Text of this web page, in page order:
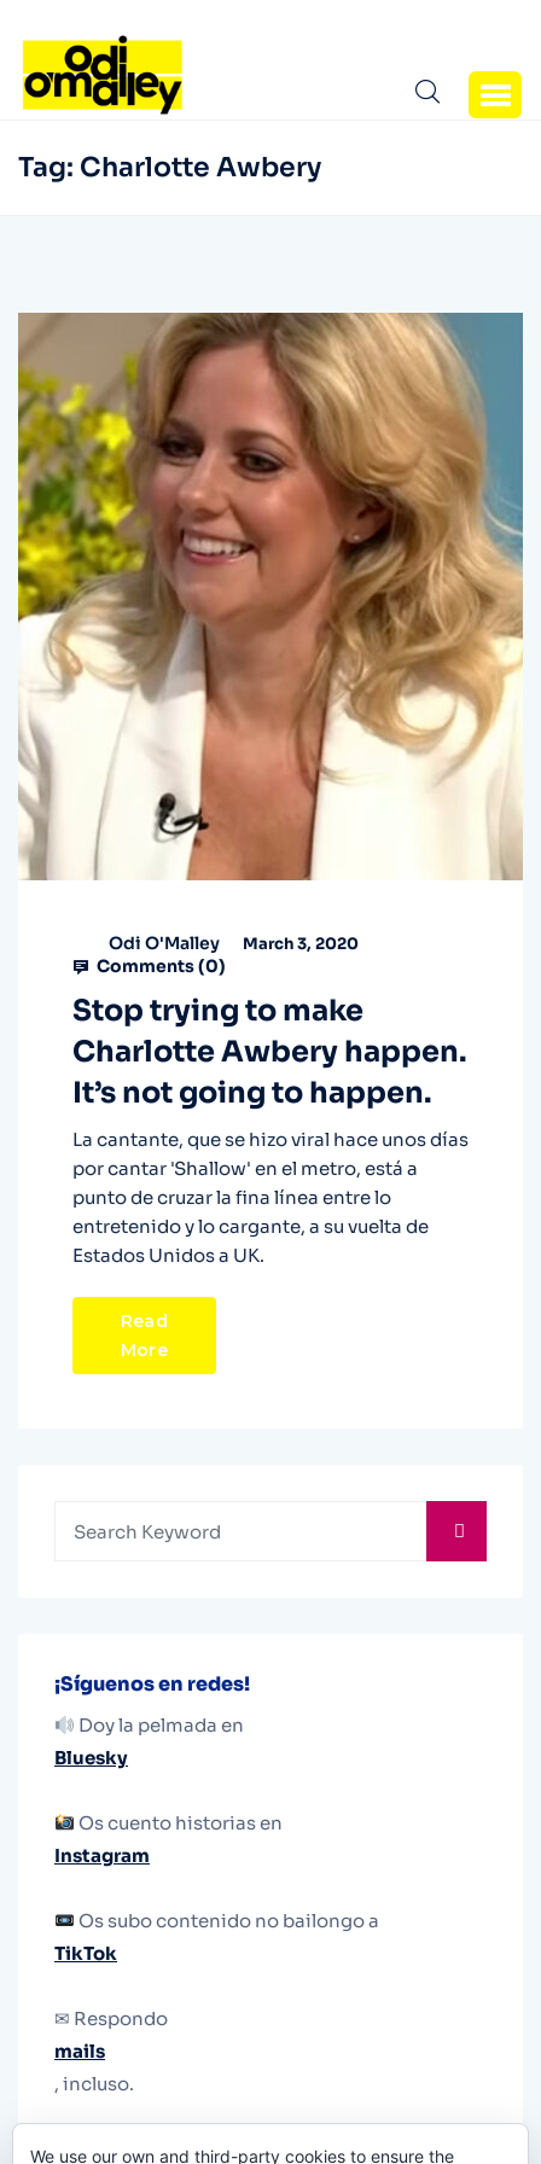
Tag: Charlotte Awbery
Odi O'Malley March 3, 2020
Comments (0)
Stop trying to make
Charlotte Awbery happen.
It’s not going to happen.
La cantante, que se hizo viral hace unos días
por cantar 'Shallow' en el metro, está a
punto de cruzar la fina línea entre lo
entretenido y lo cargante, a su vuelta de
Estados Unidos a UK.
Read
More
¡Síguenos en redes!
Doy la pelmada en
Bluesky
Os cuento historias en
Instagram
Os subo contenido no bailongo a
TikTok
✉ Respondo
mails
, incluso.
We use our own and third-party cookies to ensure the